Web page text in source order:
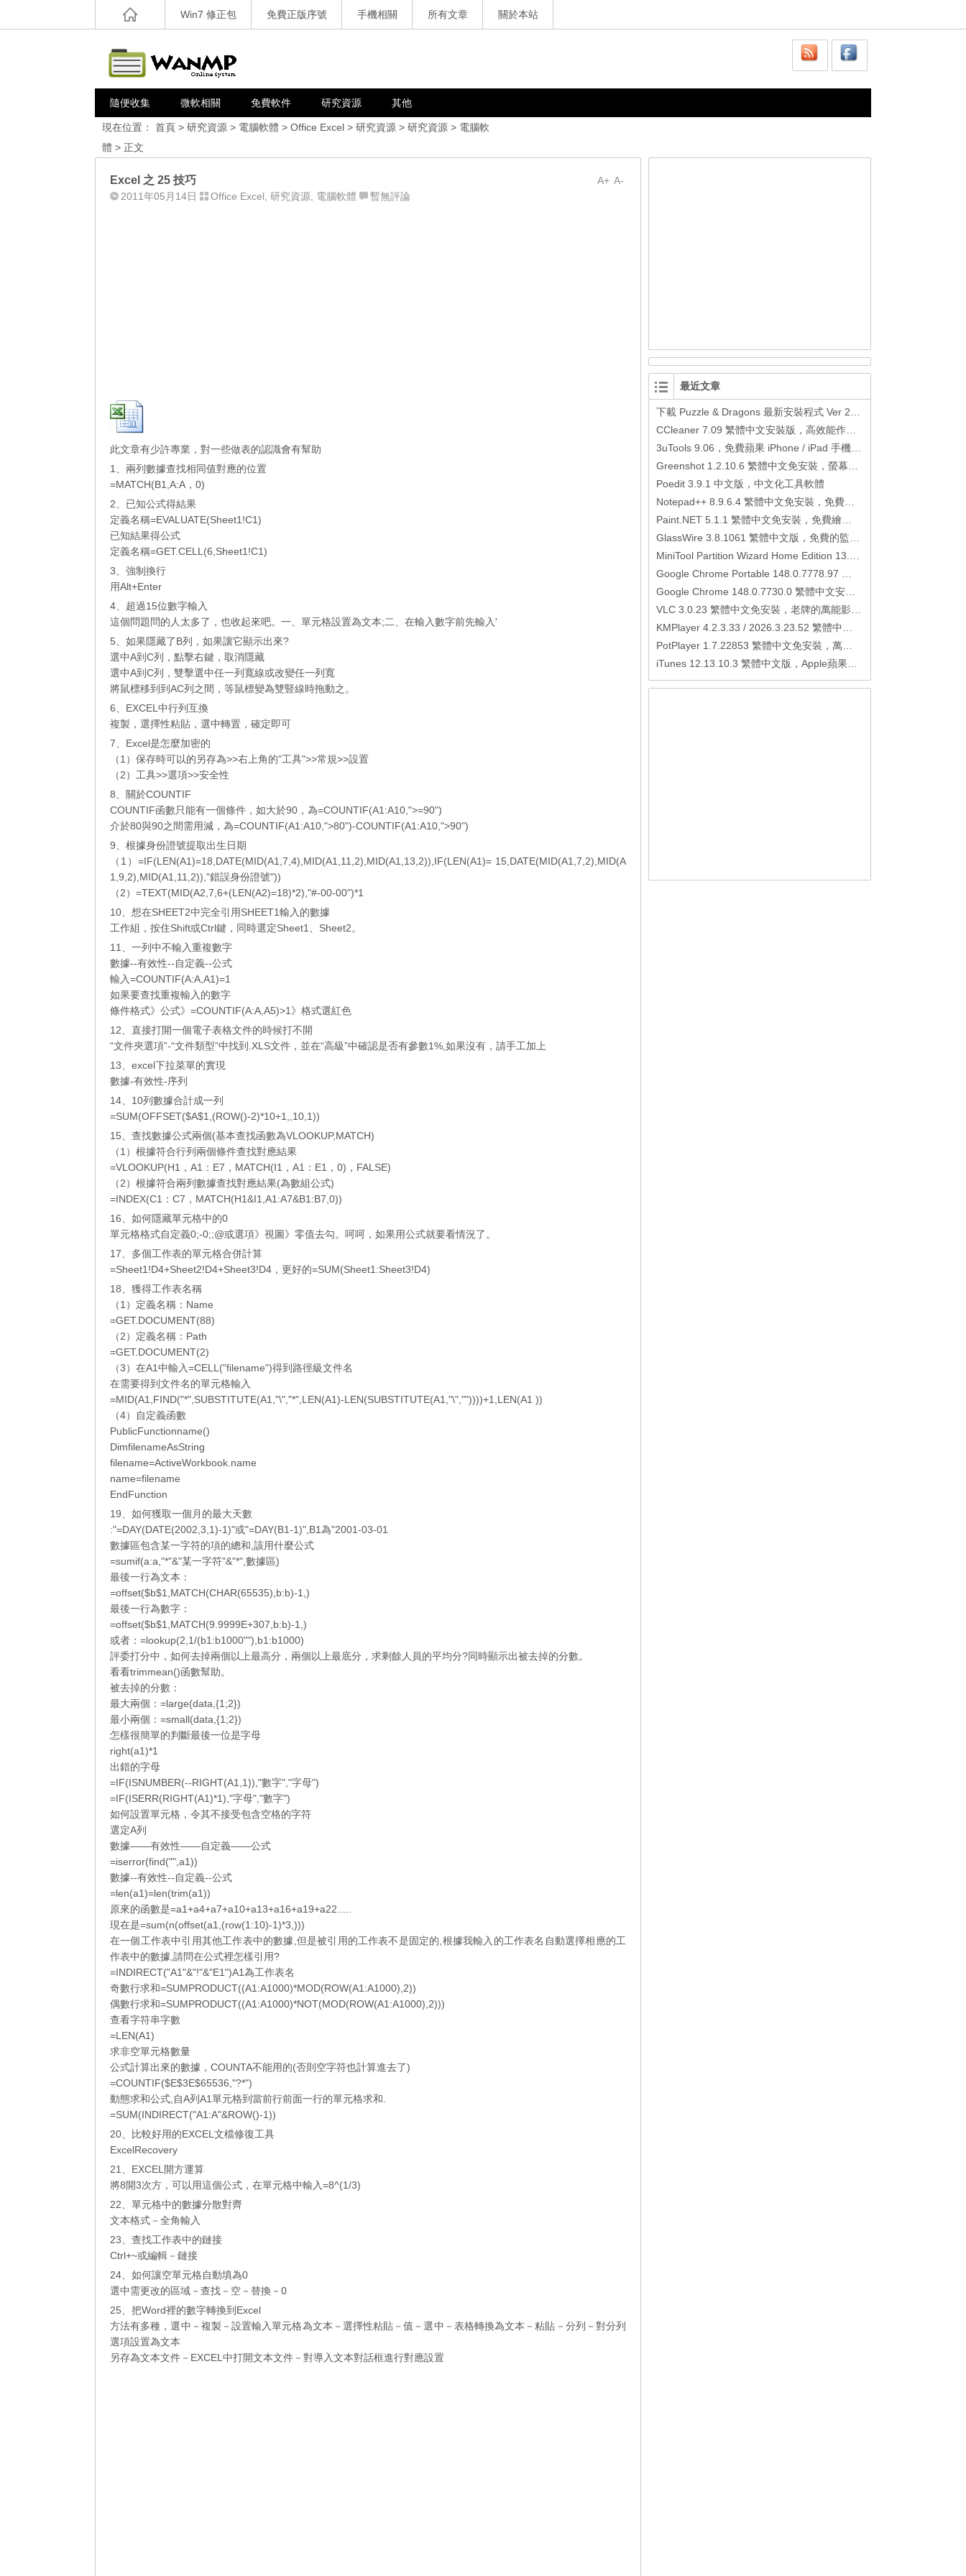
Win7 修正包 免費正版序號 手機相關 所有文章 關於本站
隨便收集 微軟相關 免費軟件 研究資源 其他
現在位置： 首頁 > 研究資源 > 電腦軟體 > Office Excel > 研究資源 > 研究資源 > 電腦軟
體 > 正文
A-
A+
Excel 之 25 技巧
2011年05月14日 Office Excel 研究資源 電腦軟體 暫無評論
此文章有少許專業，對一些做表的認識會有幫助
1、兩列數據查找相同值對應的位置
=MATCH(B1,A:A，0)
2、已知公式得結果
定義名稱=EVALUATE(Sheet1!C1)
已知結果得公式
定義名稱=GET.CELL(6,Sheet1!C1)
3、強制換行
用Alt+Enter
4、超過15位數字輸入
這個問題問的人太多了，也收起來吧。一、單元格設置為文本;二、在輸入數字前先輸入'
5、如果隱藏了B列，如果讓它顯示出來?
選中A到C列，點擊右鍵，取消隱藏
選中A到C列，雙擊選中任一列寬線或改變任一列寬
將鼠標移到到AC列之間，等鼠標變為雙豎線時拖動之。
6、EXCEL中行列互換
複製，選擇性粘​​貼，選中轉置，確定即可
7、Excel是怎麼加密的
（1）保存時可以的另存為>>右上角的"工具">>常規>>設置
（2）工具>>選項>>安全性
8、關於COUNTIF
COUNTIF函數只能有一個條件，如大於90，為=COUNTIF(A1:A10,">=90")
介於80與90之間需用減，為=COUNTIF(A1:A10,">80")-COUNTIF(A1:A10,">90")
9、根據身份證號提取出生日期
（1）=IF(LEN(A1)=18,DATE(MID(A1,7,4),MID(A1,11,2),MID(A1,13,2)),IF(LEN(A1)= 15,DATE(MID(A1,7,2),MID(A
1,9,2),MID(A1,11,2)),"錯誤身份證號"))
（2）=TEXT(MID(A2,7,6+(LEN(A2)=18)*2),"#-00-00")*1
10、想在SHEET2中完全引用SHEET1輸入的數據
工作組，按住Shift或Ctrl鍵，同時選定Sheet1、Sheet2。
11、一列中不輸入重複數字
數據--有效性--自定義--公式
輸入=COUNTIF(A:A,A1)=1
如果要查找重複輸入的數字
條件格式》公式》=COUNTIF(A:A,A5)>1》格式選紅色
12、直接打開一個電子表格文件的時候打不開
“文件夾選項”-“文件類型”中找到.XLS文件，並在“高級”中確認是否有參數1%,如果沒有，請手工加上
13、excel下拉菜單的實現
數據-有效性-序列
14、10列數據合計成一列
=SUM(OFFSET($A$​​1,(ROW()-2)*10+1,,10,1))
15、查找數據公式兩個(基本查找函數為VLOOKUP,MATCH)
（1）根據符合行列兩個條件查找對應結果
=VLOOKUP(H1，A1：E7，MATCH(I1，A1：E1，0)，FALSE)
（2）根據符合兩列數據查找對應結果(為數組公式)
=INDEX(C1：C7，MATCH(H1&I1,A1:A7&B1:B7,0))
16、如何隱藏單元格中的0
單元格格式自定義0;-0;;@或選項》視圖》零值去勾。呵呵，如果用公式就要看情況了。
17、多個工作表的單元格合併計算
=Sheet1!D4+Sheet2!D4+Sheet3!D4，更好的=SUM(Sheet1:Sheet3!D4)
18、獲得工作表名稱
（1）定義名稱：Name
=GET.DOCUMENT(88)
（2）定義名稱：Path
=GET.DOCUMENT(2)
（3）在A1中輸入=CELL("filename")得到路徑級文件名
在需要得到文件名的單元格輸入
=MID(A1,FIND("*",SUBSTITUTE(A1,"\","*",LEN(A1)-LEN(SUBSTITUTE(A1,"\",""))))+1,LEN(A1 ))
（4）自定義函數
PublicFunctionname()
DimfilenameAsString
filename=ActiveWorkbook.name
name=filename
EndFunction
19、如何獲取一個月的最大天數
:"=DAY(DATE(2002,3​​,1)-1)"或"=DAY(B1-1)",B1為"2001-03-01
數據區包含某一字符的項的總和,該用什麼公式
=sumif(a:a,"*"&"某一字符"&"*",數據區)
最後一行為文本：
=offset($b$1,MATCH(CHAR(65535),b:b)-1,)
最後一行為數字：
=offset($b$1,MATCH(9.9999E+307,b:b)-1,)
或者：=lookup(2,1/(b1:b1000""),b1:b1000)
評委打分中，如何去掉兩個以上最高分，兩個以上最底分，求剩餘人員的平均分?同時顯示出被去掉的分數。
看看trimmean()函數幫助。
被去掉的分數：
最大兩個：=large(data,{1;2})
最小兩個：=small(data,{1;2})
怎樣很簡單的判斷最後一位是字母
right(a1)*1
出錯的字母
=IF(ISNUMBER(--RIGHT(A1,1)),"數字","字母")
=IF(ISERR(RIGHT(A1)*1),"字母","數字")
如何設置單元格，令其不接受包含空格的字符
選定A列
數據——有效性——自定義——公式
=iserror(find("",a1))
數據--有效性--自定義--公式
=len(a1)=len(trim(a1))
原來的函數是=a1+a4+a7+a10+a13+a16+a19+a22.....
現在是=sum(n(offset(a1,(row(1:10)-1)*3,)))
在一個工作表中引用其他工作表中的數據,但是被引用的工作表不是固定的,根據我輸入的工作表名自動選擇相應的工
作表中的數據,請問在公式裡怎樣引用?
=INDIRECT("A1"&"!"&"E1")A1為工作表名
奇數行求和=SUMPRODUCT((A1:A1000)*MOD(ROW(A1:A1000),2))
偶數行求和=SUMPRODUCT((A1:A1000)*NOT(MOD(ROW(A1:A1000),2)))
查看字符串字數
=LEN(A1)
求非空單元格數量
公式計算出來的數據，COUNTA不能用的(否則空字符也計算進去了)
=COUNTIF($E$3E$65536,"?*")
動態求和公式,自A列A1單元格到當前行前面一行的單元格求和.
=SUM(INDIRECT("A1:A"&ROW()-1))
20、比較好用的EXCEL文檔修復工具
ExcelRecovery
21、EXCEL開方運算
將8開3次方，可以用這個公式，在單元格中輸入=8^(1/3)
22、單元格中的數據分散對齊
文本格式－全角輸入
23、查找工作表中的鏈接
Ctrl+~或編輯－鏈接
24、如何讓空單元格自動填為0
選中需更改的區域－查找－空－替換－0
25、把Word裡的數字轉換到Excel
方法有多種，選中－複製－設置輸入單元格為文本－選擇性粘貼－值－選中－表格轉換為文本－粘貼－分列－對分列
選項設置為文本
另存為文本文件－EXCEL中打開文本文件－對導入文本對話框進行對應設置
最近文章
Poedit 3.9.1 中文版，中文化工具軟體